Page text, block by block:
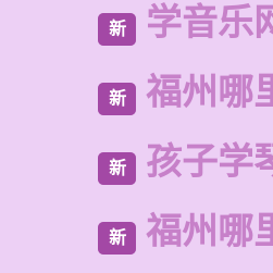
新 学音乐
新 福州哪
新 孩子学
新 福州哪